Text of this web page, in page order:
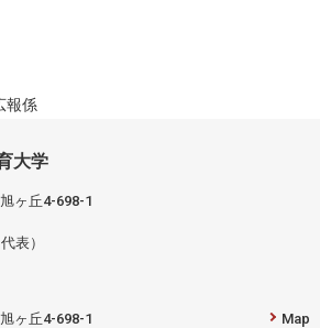
報係
大学
ヶ丘4-698-1
表）
ヶ丘4-698-1 Map